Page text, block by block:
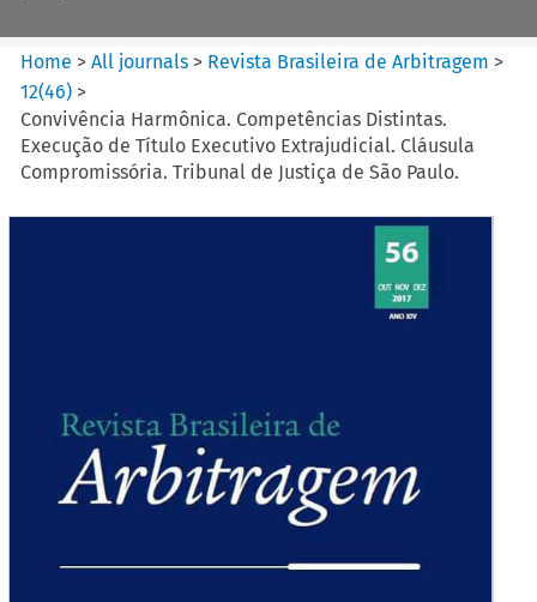
Home >All journals > Revista Brasileira de Arbitragem >
12(46) >
Convivência Harmônica. Competências Distintas.
Execução de Título Executivo Extrajudicial. Cláusula
Compromissória. Tribunal de Justiça de São Paulo.